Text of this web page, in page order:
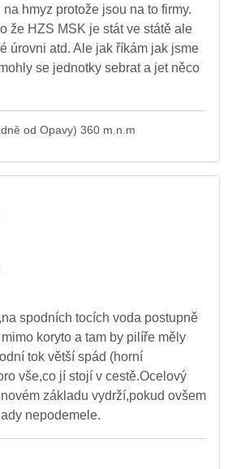
hmyz protože jsou na to firmy.
že HZS MSK je stát ve státě ale
úrovni atd. Ale jak říkám jak jsme
se jednotky sebrat a jet něco
od Opavy) 360 m.n.m
spodních tocích voda postupně
koryto a tam by pilíře měly
tok větší spád (horní
vše,co jí stojí v cestě.Ocelový
základu vydrží,pokud ovšem
nepodemele.